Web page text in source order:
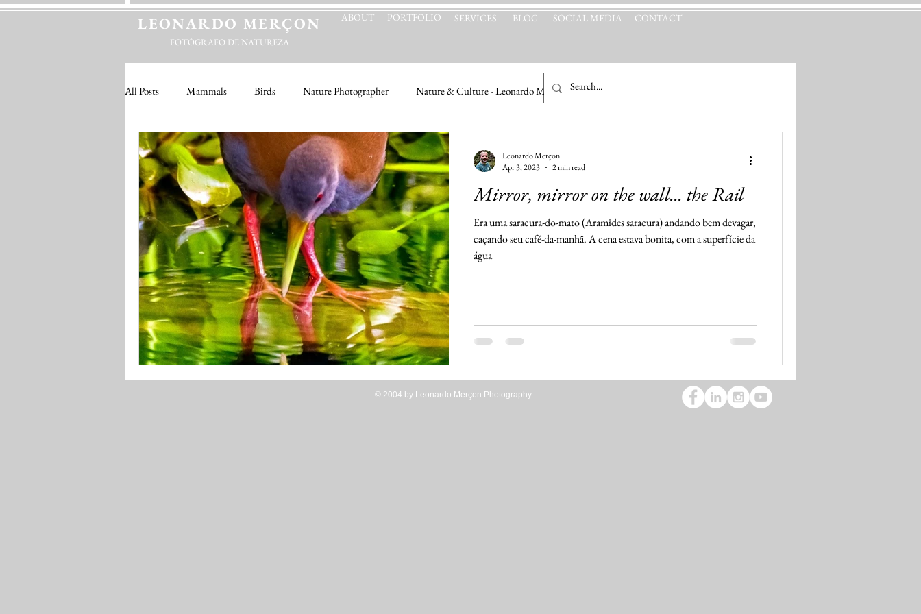
LEONARDO MERÇON
FOTÓGRAFO DE NATUREZA
ABOUT PORTFOLIO SERVICES BLOG SOCIAL MEDIA CONTACT
All Posts Mammals Birds Nature Photographer Nature & Culture - Leonardo Merçon
Mirror, mirror on the wall... the Rail
Era uma saracura-do-mato (Aramides saracura) andando bem devagar,
caçando seu café-da-manhã. A cena estava bonita, com a superfície da
água
Leonardo Merçon
Apr 3, 2023
2 min read
© 2004 by Leonardo Merçon Photography